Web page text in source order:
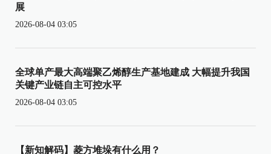
展
2026-08-04 03:05
全球单产最大高端聚乙烯醇生产基地建成 大幅提升我国
关键产业链自主可控水平
2026-08-04 03:05
【新知解码】菱方堆垛有什么用？